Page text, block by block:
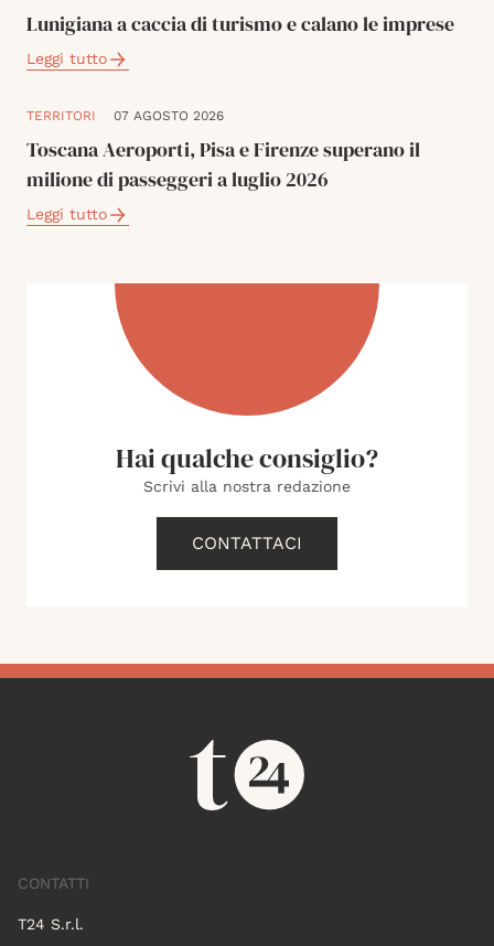
Lunigiana a caccia di turismo e calano le imprese
Leggi tutto
TERRITORI 07 AGOSTO 2026
Toscana Aeroporti, Pisa e Firenze superano il
milione di passeggeri a luglio 2026
Leggi tutto
Hai qualche consiglio?
Scrivi alla nostra redazione
CONTATTACI
CONTATTI
T24 S.r.l.